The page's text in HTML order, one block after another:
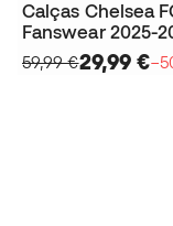
Calças Chelsea
Fanswear 2025-
59,99 €29,99 €